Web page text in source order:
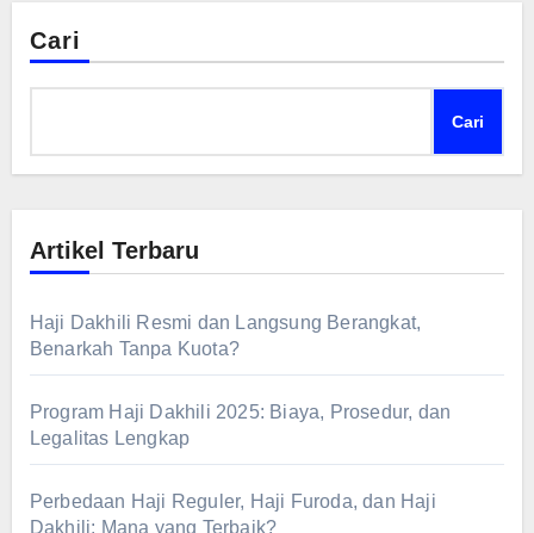
Cari
Cari
Artikel Terbaru
Haji Dakhili Resmi dan Langsung Berangkat,
Benarkah Tanpa Kuota?
Program Haji Dakhili 2025: Biaya, Prosedur, dan
Legalitas Lengkap
Perbedaan Haji Reguler, Haji Furoda, dan Haji
Dakhili: Mana yang Terbaik?